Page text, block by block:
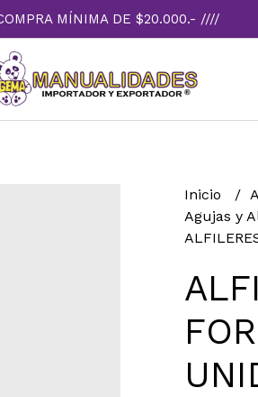
MÍNIMA DE $20.000.- ////
Inicio
Agujas y